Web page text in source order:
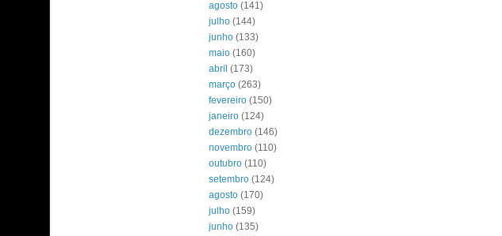
agosto (141)
julho (144)
junho (133)
maio (160)
abril (173)
março (263)
fevereiro (150)
janeiro (124)
dezembro (146)
novembro (110)
outubro (110)
setembro (124)
agosto (170)
julho (159)
junho (135)